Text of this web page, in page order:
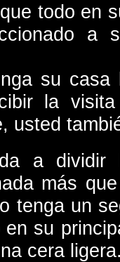
todo en
a
su
la
usted
a
más
tenga un
en su
cera ligera.